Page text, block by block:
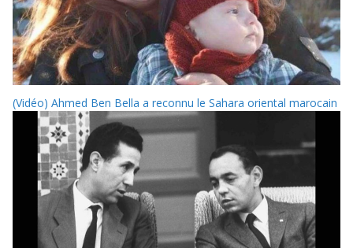
(Vidéo) Ahmed Ben Bella a reconnu le Sahara oriental marocain